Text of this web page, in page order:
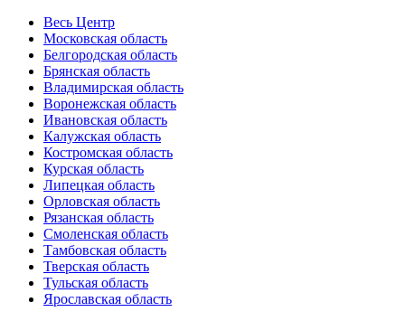
Весь Центр
Московская область
Белгородская область
Брянская область
Владимирская область
Воронежская область
Ивановская область
Калужская область
Костромская область
Курская область
Липецкая область
Орловская область
Рязанская область
Смоленская область
Тамбовская область
Тверская область
Тульская область
Ярославская область